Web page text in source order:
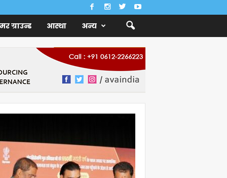
ग्राउन्ड आस्था अन्य